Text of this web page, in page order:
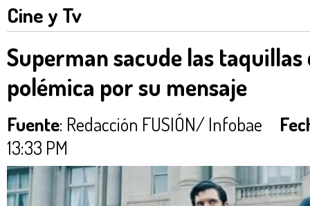
Cine y Tv
Superman sacude las taquillas
polémica por su mensaje
Fuente: Redacción FUSIÓN/ Infobae
13:33 PM